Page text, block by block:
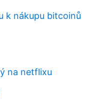
k nákupu bitcoinů
na netflixu